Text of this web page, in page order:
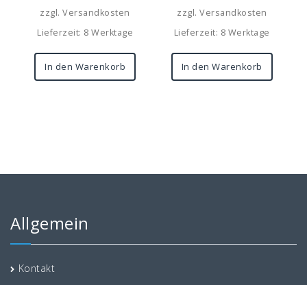
zzgl.Versandkosten
Lieferzeit: 8 Werktage
In den Warenkorb
zzgl.Versandkosten
Lieferzeit: 8 Werktage
In den Warenkorb
Allgemein
Kontakt